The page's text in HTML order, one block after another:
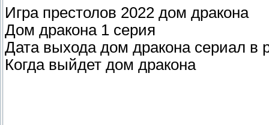
Игра престолов 2022 дом дракона
Дом дракона 1 серия
Дата выхода дом дракона сериал в
Когда выйдет дом дракона